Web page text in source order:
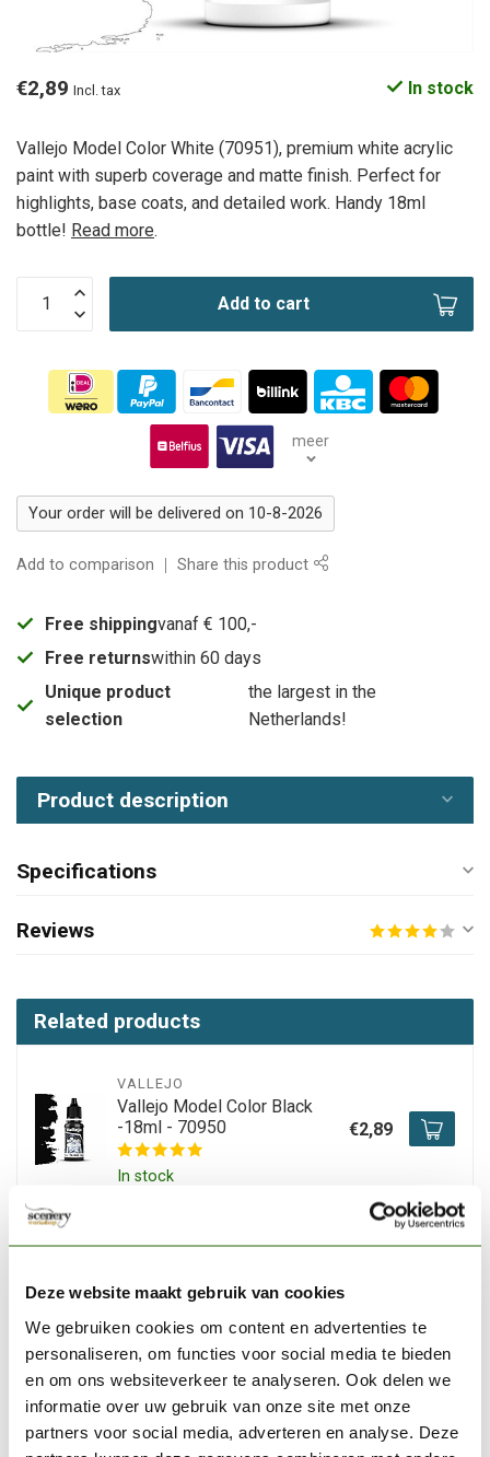
Deze website maakt gebruik van cookies
We gebruiken cookies om content en advertenties te
personaliseren, om functies voor social media te bieden
en om ons websiteverkeer te analyseren. Ook delen we
informatie over uw gebruik van onze site met onze
partners voor social media, adverteren en analyse. Deze
€2,89 Incl. tax In stock
Vallejo Model Color White (70951), premium white acrylic
paint with superb coverage and matte finish. Perfect for
highlights, base coats, and detailed work. Handy 18ml
bottle! Read more.
Add to cart
meer
Your order will be delivered on 10-8-2026
Add to comparison Share this product
Free shippingvanaf € 100,-
Free returnswithin 60 days
Unique product
selection
the largest in the
Netherlands!
Product description
Specifications
Reviews
Related products
VALLEJO
Vallejo Model Color Black
-18ml - 70950
In stock
€2,89
White -18ml -70820
In stock
Vallejo Model Color
Vermillion - 18ml - 70909
€3,06